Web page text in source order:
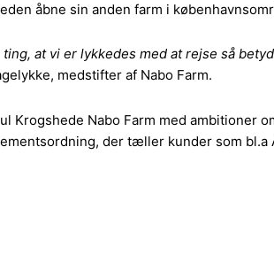
åbne sin anden farm i
at vi er lykkedes med at rejse så
medstifter af Nabo Farm.
Krogshede Nabo Farm med
der tæller kunder som